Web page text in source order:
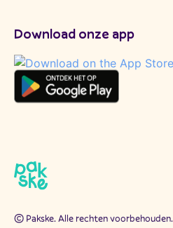
Download onze app
© Pakske. Alle rechten voorbehouden.